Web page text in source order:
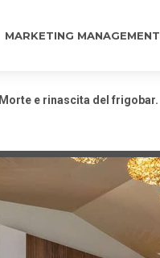
MARKETING MANAGEMENT
Morte e rinascita del frigobar.